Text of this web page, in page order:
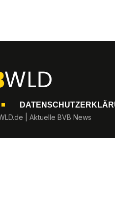
| Aktuelle BVB News